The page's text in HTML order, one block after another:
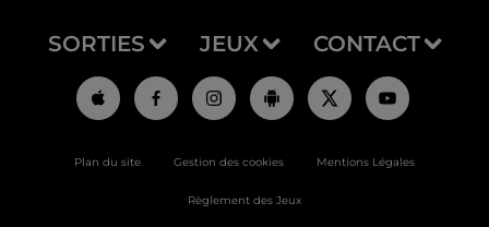
SORTIES JEUX CONTACT
Plan du site Gestion des cookies Mentions Légales
Règlement des Jeux